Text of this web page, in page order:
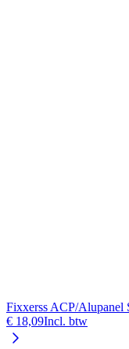
Fixxerss ACP/Alupanel
€ 18,09Incl. btw